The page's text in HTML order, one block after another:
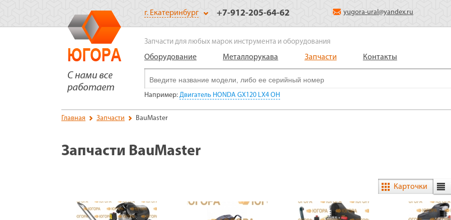
г. Екатеринбург +7-912-205-64-62 yugora-ural@yandex.ru
Запчасти для любых марок инструмента и оборудования
Оборудование Металлорукава Запчасти Контакты
Например: Двигатель HONDA GX120 LX4 OH
Главная Запчасти
BauMaster
Запчасти BauMaster
Карточки